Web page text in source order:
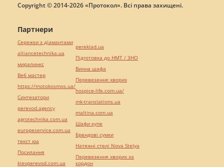
Copyright © 2014-2026 «Протокол». Всі права захищені.
Партнери
Сережки з діамантами
alliancetechnika.ua
миралинкс
Веб мастер
https://motokosmos.ua/
Синтезатори
perevod.agency
agrotechnika.com.ua
europeservice.com.ua
текст юа
Посилання
kievperevod.com.ua
pereklad.ua
Підготовка до НМТ / ЗНО
Винна шафа
Перевезення хворих
hospice-life.com.ua/
mk-translations.ua
maltina.com.ua
Шафи купе
Брендові сумки
Натяжні стелі Nova Stelya
Перевезення хворих за
кордон